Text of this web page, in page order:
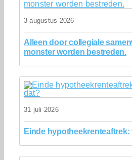
3 augustus 2026
Alleen door collegiale
monster worden bestreden.
31 juli 2026
Einde hypotheekrenteaftrek: